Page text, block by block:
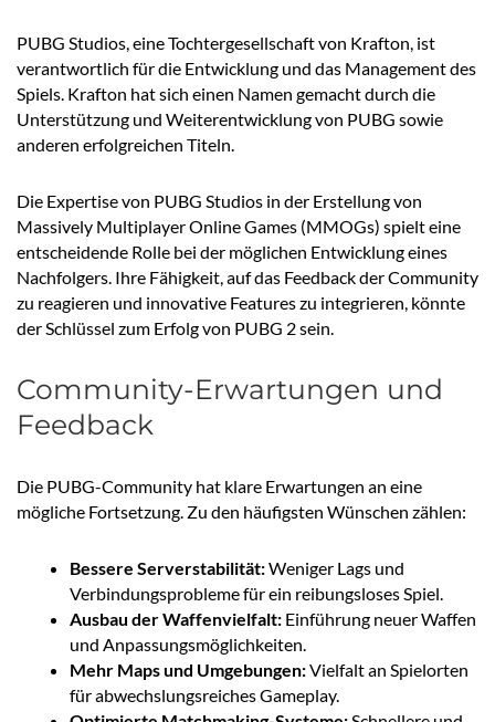
PUBG Studios, eine Tochtergesellschaft von Krafton, ist
verantwortlich für die Entwicklung und das Management des
Spiels. Krafton hat sich einen Namen gemacht durch die
Unterstützung und Weiterentwicklung von PUBG sowie
anderen erfolgreichen Titeln.
Die Expertise von PUBG Studios in der Erstellung von
Massively Multiplayer Online Games (MMOGs) spielt eine
entscheidende Rolle bei der möglichen Entwicklung eines
Nachfolgers. Ihre Fähigkeit, auf das Feedback der Community
zu reagieren und innovative Features zu integrieren, könnte
der Schlüssel zum Erfolg von PUBG 2 sein.
Community-Erwartungen und
Feedback
Die PUBG-Community hat klare Erwartungen an eine
mögliche Fortsetzung. Zu den häufigsten Wünschen zählen:
Bessere Serverstabilität:Weniger Lags und
Verbindungsprobleme für ein reibungsloses Spiel.
Ausbau der Waffenvielfalt: Einführung neuer Waffen
und Anpassungsmöglichkeiten.
Mehr Maps und Umgebungen:Vielfalt an Spielorten
für abwechslungsreiches Gameplay.